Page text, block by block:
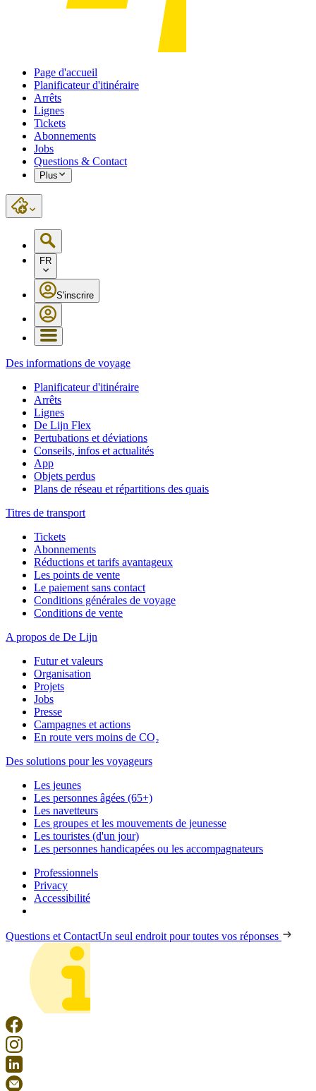
Page d'accueil
Planificateur d'itinéraire
Arrêts
Lignes
Tickets
Abonnements
Jobs
Questions & Contact
Plus
FR
S'inscrire
Des informations de voyage
Planificateur d'itinéraire
Arrêts
Lignes
De Lijn Flex
Pertubations et déviations
Conseils, infos et actualités
App
Objets perdus
Plans de réseau et répartitions des quais
Titres de transport
Tickets
Abonnements
Réductions et tarifs avantageux
Les points de vente
Le paiement sans contact
Conditions générales de voyage
Conditions de vente
A propos de De Lijn
Futur et valeurs
Organisation
Projets
Jobs
Presse
Campagnes et actions
En route vers moins de CO₂
Des solutions pour les voyageurs
Les jeunes
Les personnes âgées (65+)
Les navetteurs
Les groupes et les mouvements de jeunesse
Les touristes (d'un jour)
Les personnes handicapées ou les accompagnateurs
Professionnels
Privacy
Accessibilité
Questions et ContactUn seul endroit pour toutes vos réponses